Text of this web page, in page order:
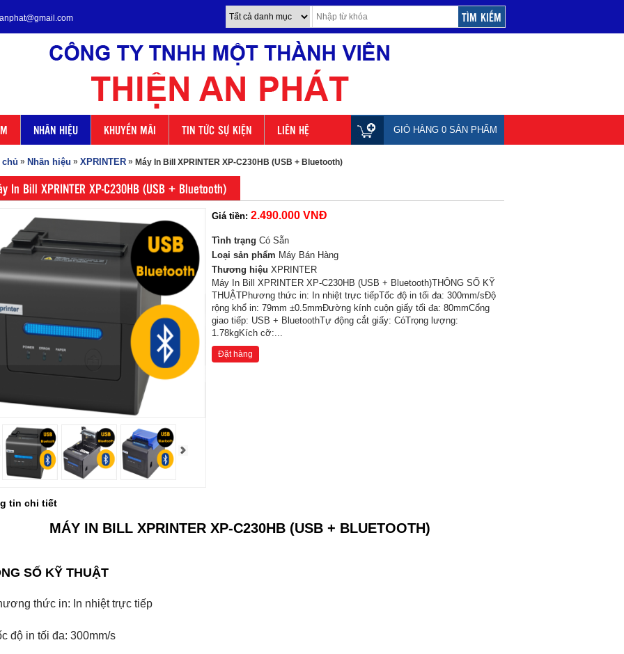
NHÃN HIỆU KHUYẾN MÃI TIN TỨC SỰ KIỆN LIÊN HỆ GIỎ HÀNG 0 SẢN PHẨM
chủ » Nhãn hiệu » XPRINTER » Máy In Bill XPRINTER XP-C230HB (USB + Bluetooth)
In Bill XPRINTER XP-C230HB (USB + Bluetooth)
Giá tiền: 2.490.000 VNĐ
Tình trạng Có Sẵn
Loại sản phẩm Máy Bán Hàng
Thương hiệu XPRINTER
Máy In Bill XPRINTER XP-C230HB (USB + Bluetooth)THÔNG SỐ KỸ
THUẬTPhương thức in: In nhiệt trực tiếpTốc độ in tối đa: 300mm/sĐộ
rộng khổ in: 79mm ±0.5mmĐường kính cuộn giấy tối đa: 80mmCổng
giao tiếp: USB + BluetoothTự động cắt giấy: CóTrọng lượng:
1.78kgKích cỡ:...
Đặt hàng
tin chi tiết
MÁY IN BILL XPRINTER XP-C230HB (USB + BLUETOOTH)
SỐ KỸ THUẬT
thức in: In nhiệt trực tiếp
độ in tối đa: 300mm/s